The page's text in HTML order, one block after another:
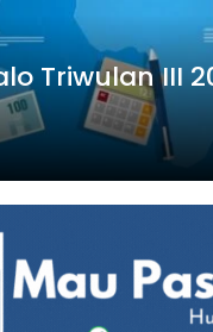
Triwulan III